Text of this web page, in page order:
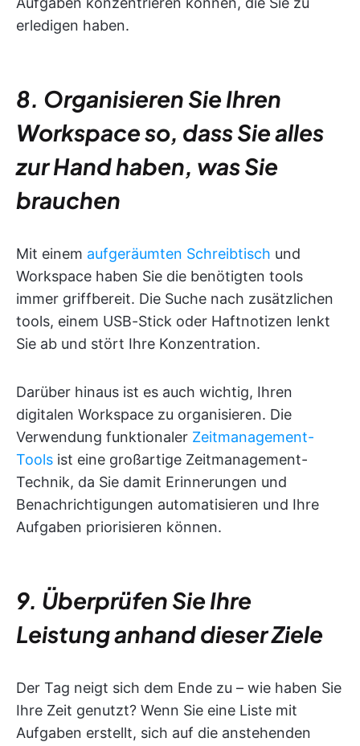
erledigen haben.
8. Organisieren Sie Ihren
Workspace so, dass Sie alles
zur Hand haben, was Sie
brauchen
Mit einem aufgeräumten Schreibtisch und
Workspace haben Sie die benötigten tools
immer griffbereit. Die Suche nach zusätzlichen
tools, einem USB-Stick oder Haftnotizen lenkt
Sie ab und stört Ihre Konzentration.
Darüber hinaus ist es auch wichtig, Ihren
digitalen Workspace zu organisieren. Die
Verwendung funktionaler Zeitmanagement-
Tools ist eine großartige Zeitmanagement-
Technik, da Sie damit Erinnerungen und
Benachrichtigungen automatisieren und Ihre
Aufgaben priorisieren können.
9. Überprüfen Sie Ihre
Leistung anhand dieser Ziele
Der Tag neigt sich dem Ende zu – wie haben Sie
Ihre Zeit genutzt? Wenn Sie eine Liste mit
Aufgaben erstellt, sich auf die anstehenden